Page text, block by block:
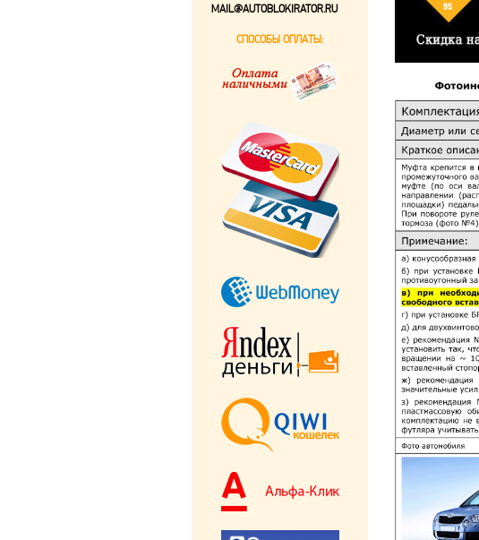
MAIL@AUTOBLOKIRATOR.RU
СПОСОБЫ ОПЛАТЫ: